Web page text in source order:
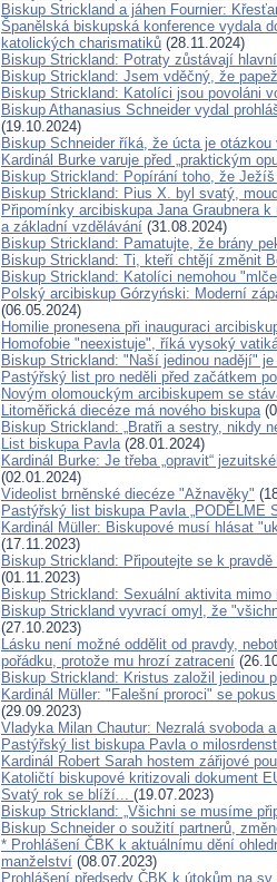
Biskup Strickland a jáhen Fournier:
Španělská biskupská konference vydala
katolických charismatiků (28.11.2024)
Biskup Strickland: Potraty zůstávají
Biskup Strickland: Jsem vděčný, že
Biskup Strickland: Katolíci jsou povoláni
Biskup Athanasius Schneider vydal
(19.10.2024)
Biskup Schneider říká, že úcta je
Kardinál Burke varuje před „praktickým
Biskup Strickland: Popírání toho, že
Biskup Strickland: Pius X. byl svatý,
Připomínky arcibiskupa Jana Graubnera
a základní vzdělávání (31.08.2024)
Biskup Strickland: Pamatujte, že brány
Biskup Strickland: Ti, kteří chtějí změnit
Biskup Strickland: Katolíci nemohou
Polský arcibiskup Górzyński: Moderní
(06.05.2024)
Homilie pronesena při inauguraci
Homofobie "neexistuje", říká vysoký
Biskup Strickland: "Naší jedinou nadějí"
Pastýřský list pro neděli před začátkem
Novým olomouckým arcibiskupem se
Litoměřická diecéze má nového biskupa
Biskup Strickland: „Bratři a sestry, nikdy
List biskupa Pavla(28.01.2024)
Kardinál Burke: Je třeba „opravit“
(02.01.2024)
Videolist brněnské diecéze "Ažnavěky"
Pastýřský list biskupa Pavla „PODĚLME
Kardinál Müller: Biskupové musí hlásat
(17.11.2023)
Biskup Strickland: Připoutejte se k
(01.11.2023)
Biskup Strickland: Sexuální aktivita
Biskup Strickland vyvrací omyl, že
(27.10.2023)
Lásku není možné oddělit od pravdy,
pořádku, protože mu hrozí zatracení
Biskup Strickland: Kristus založil jedinou
Kardinál Müller: "Falešní proroci" se
(29.09.2023)
Vladyka Milan Chautur: Nezralá svoboda
Pastýřský list biskupa Pavla o
Kardinál Robert Sarah hostem zářijové
Katoličtí biskupové kritizovali dokument
Svatý rok se blíží... (19.07.2023)
Biskup Strickland: „Všichni se musíme
Biskup Schneider o soužití partnerů,
* Prohlášení ČBK k aktuálnímu dění
manželství (08.07.2023)
Prohlášení předsedy ČBK k útokům na sv.